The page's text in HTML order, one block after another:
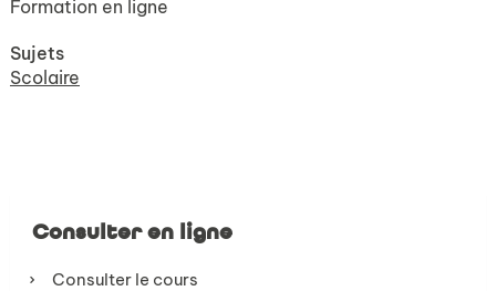
Formation en ligne
Sujets
Scolaire
Consulter en ligne
Consulter le cours